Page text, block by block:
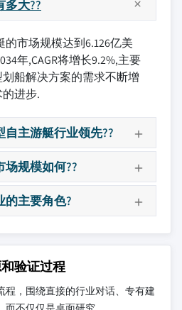
多大??
的市场规模达到6.126亿美
年,CAGR将增长9.2%,主要
船解决方案的需求不断增
进步.
主游艇行业领先??
规模如何??
的主要角色?
验证过程
程，围绕直接的行业对话、专有建